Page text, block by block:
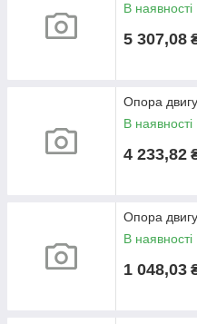
В наявності
5 307,08
Опора
В наявності
4 233,82
Опора
В наявності
1 048,03